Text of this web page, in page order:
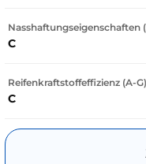
Nasshaftungseigenschaften
C
Reifenkraftstoffeffizienz (A-
C